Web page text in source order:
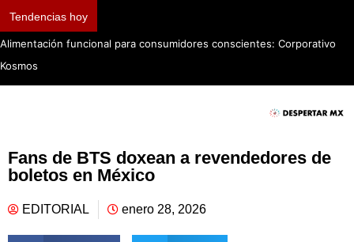
Tendencias hoy
Alimentación funcional para consumidores conscientes: Corporativo
Kosmos
Fans de BTS doxean a revendedores de
boletos en México
EDITORIAL enero 28, 2026